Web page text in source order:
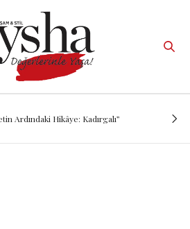
Ardındaki Hikâye: Kadırgalı”